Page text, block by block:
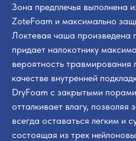
Зона предплечья выполнена
ZoteFoam и максимально
Локтевая чаша произведена
придает налокотнику
вероятность травмирования
качестве внутренней
DryFoam с закрытыми
отталкивает влагу,
всегда оставаться легким и
состоящая из трех